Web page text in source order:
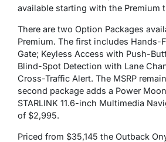
available starting with the Premium
There are two Option Packages
Premium. The first includes Hands-
Gate; Keyless Access with Push-
Blind-Spot Detection with Lane
Cross-Traffic Alert. The MSRP
second package adds a Power
STARLINK 11.6-inch Multimedia
of $2,995.
Priced from $35,145 the Outback